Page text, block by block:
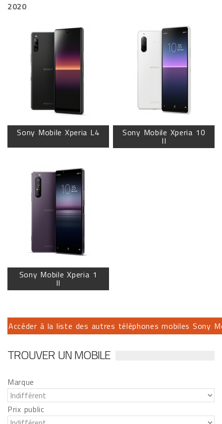
2020
Sony Mobile Xperia L4 Sony Mobile Xperia 10
II
Sony Mobile Xperia 1
II
Accéder à la liste des autres téléphones mobiles Sony
TROUVER UN MOBILE
Marque
Prix public